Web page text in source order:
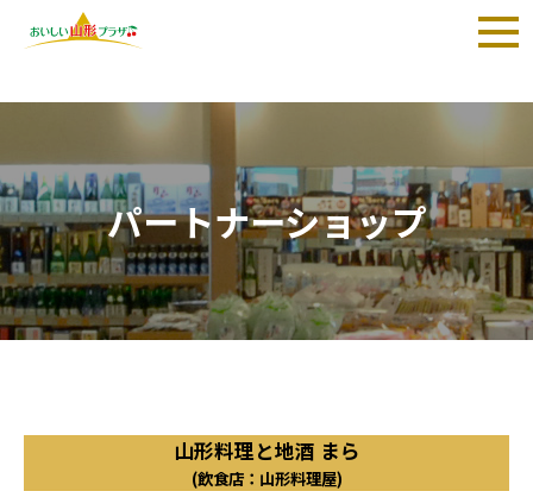
山形料理と地酒 まら
パートナーショップ
山形料理と地酒 まら
(飲食店：山形料理屋)